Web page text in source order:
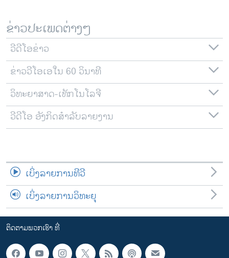
ລາຍການກະຈາຍສຽງ
ລາຍງານ
ຕິດຕາມພວກເຮົາ ທີ່
ພາສາຕ່າງໆ
ຂ່າວປະເພດຕ່າງໆ
ວີດີໂອຂ່າວ
ຂ່າວວີໂອເອໃນ 60 ວິນາທີ
ວິທະຍາສາດ-ເທັກໂນໂລຈີ
ວີດີໂອ ອັງກິດສຳລັບລາຍງານ
ເບິ່ງລາຍການທີວີ
ເບິ່ງລາຍການວິທະຍຸ
ຕິດຕາມພວກເຮົາ ທີ່